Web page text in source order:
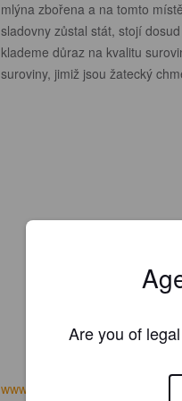
mlýna zbořena a na tomto
sladovny zůstal stát, stojí
klademe důraz na kvalitu
suroviny, jimiž jsou žatecký
www.slavkovskypivovar.cz
Are you of